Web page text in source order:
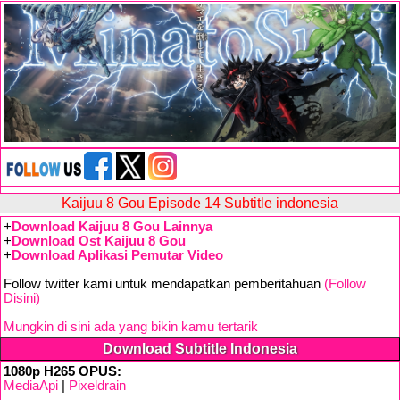
Kaijuu 8 Gou Episode 14 Subtitle indonesia
+ Download Kaijuu 8 Gou Lainnya
+ Download Ost Kaijuu 8 Gou
+ Download Aplikasi Pemutar Video
Follow twitter kami untuk mendapatkan pemberitahuan (Follow
Disini)
Mungkin di sini ada yang bikin kamu tertarik
Download Subtitle Indonesia
1080p H265 OPUS:
MediaApi
Pixeldrain